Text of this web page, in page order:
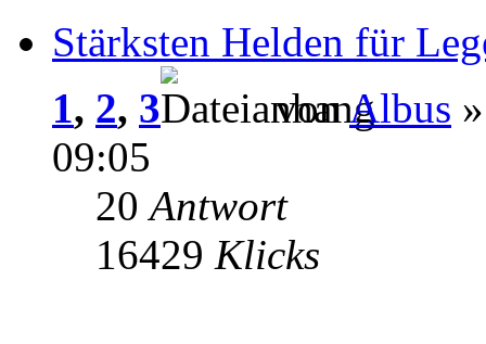
Stärksten Helden für
1, 2, 3 vonAlbus
09:05
20Antwort
16429 Klicks